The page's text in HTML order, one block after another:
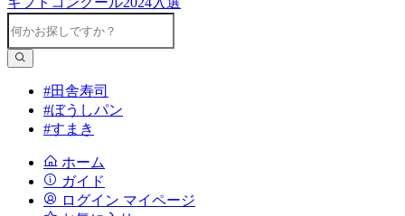
#田舎寿司
#ぼうしパン
#すまき
ホーム
ガイド
ログイン マイページ